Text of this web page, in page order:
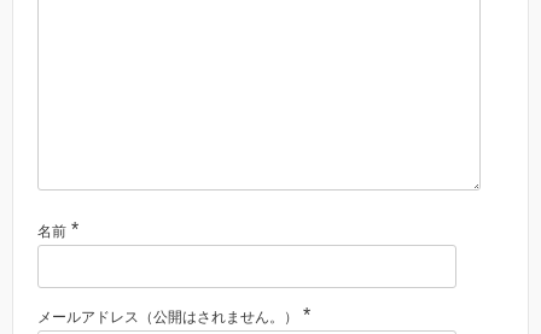
名前 *
メールアドレス（公開はされません。） *